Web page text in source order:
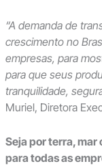
“A demanda de
crescimento no
empresas, para
para que seus
tranquilidade,
Muriel, Diretora
Seja por terra, mar
para todas as